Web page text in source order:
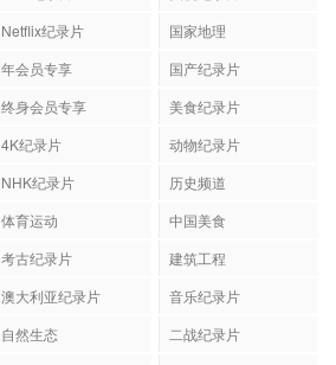
Netflix纪录片
国家地理
年会员专享
国产纪录片
终身会员专享
美食纪录片
4K纪录片
动物纪录片
NHK纪录片
历史频道
体育运动
中国美食
考古纪录片
建筑工程
澳大利亚纪录片
音乐纪录片
自然生态
二战纪录片